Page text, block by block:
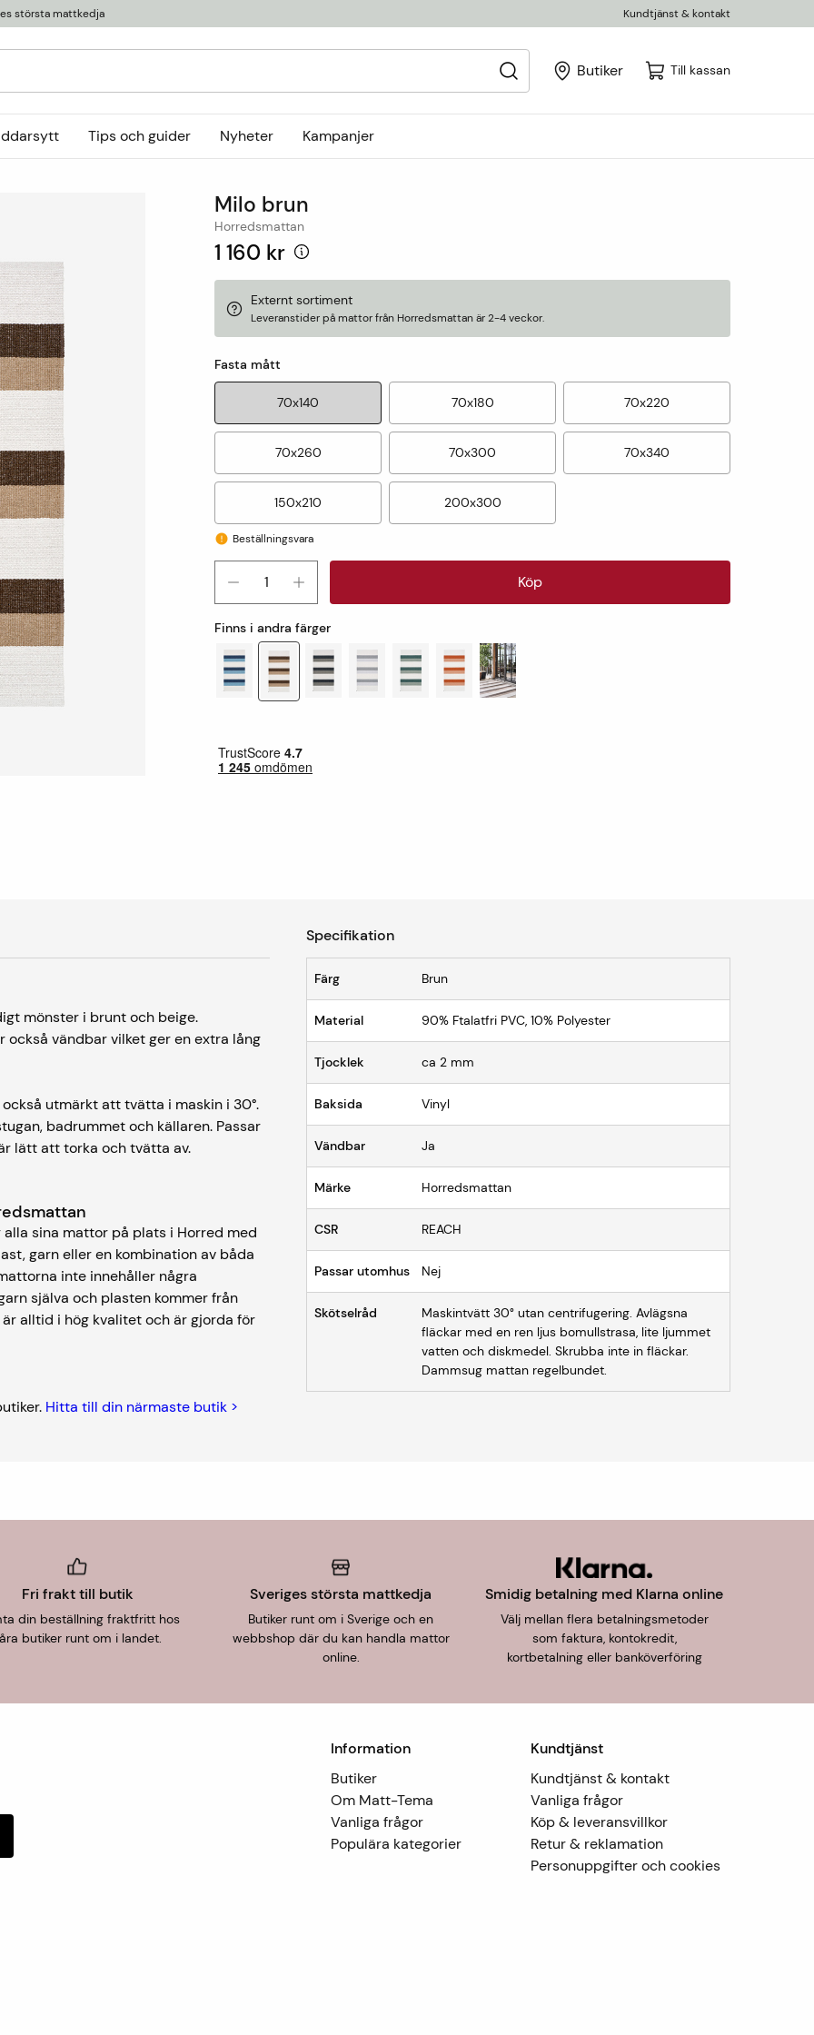
största mattkedja Kundtjänst & kontakt
Butiker Till kassan
InHouse Group
Online only
Tips och guider Nyheter Kampanjer
Milo brun
Horredsmattan
1 160 kr
Externt sortiment
Leveranstider på mattor från Horredsmattan är 2-4 veckor.
Fasta mått
70x140 70x180 70x220
70x260 70x300 70x340
150x210 200x300
Beställningsvara
Köp
Finns i andra färger
mönster i brunt och beige.
också vändbar vilket ger en extra lång
utmärkt att tvätta i maskin i 30°.
badrummet och källaren. Passar
lätt att torka och tvätta av.
sina mattor på plats i Horred med
garn eller en kombination av båda
inte innehåller några
själva och plasten kommer från
alltid i hög kvalitet och är gjorda för
Hitta till din närmaste butik >
Specifikation
Färg Brun
Material 90% Ftalatfri PVC, 10% Polyester
Tjocklek ca 2 mm
Baksida Vinyl
Vändbar Ja
Märke Horredsmattan
CSR REACH
Passar utomhus Nej
Skötselråd
Maskintvätt 30° utan centrifugering. Avlägsna
fläckar med en ren ljus bomullstrasa, lite ljummet
vatten och diskmedel. Skrubba inte in fläckar.
Dammsug mattan regelbundet.
Fri frakt till butik
din beställning fraktfritt hos
butiker runt om i landet.
Sveriges största mattkedja
Butiker runt om i Sverige och en
webbshop där du kan handla mattor
online.
Smidig betalning med Klarna online
Välj mellan flera betalningsmetoder
som faktura, kontokredit,
kortbetalning eller banköverföring
Information
Butiker
Om Matt-Tema
Vanliga frågor
Populära kategorier
Kundtjänst
Kundtjänst & kontakt
Vanliga frågor
Köp & leveransvillkor
Retur & reklamation
Personuppgifter och cookies